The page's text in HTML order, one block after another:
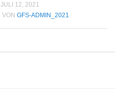
JULI 12, 2021
VON GFS-ADMIN_2021